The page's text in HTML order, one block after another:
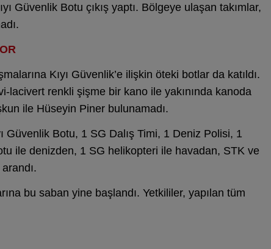
Güvenlik Botu çıkış yaptı. Bölgeye ulaşan takımlar,
Kıyı Güvenlik’e ilişkin öteki botlar da katıldı.
lacivert renkli şişme bir kano ile yakınında kanoda
ile Hüseyin Piner bulunamadı.
Güvenlik Botu, 1 SG Dalış Timi, 1 Deniz Polisi, 1
ile denizden, 1 SG helikopteri ile havadan, STK ve
bu saban yine başlandı. Yetkililer, yapılan tüm